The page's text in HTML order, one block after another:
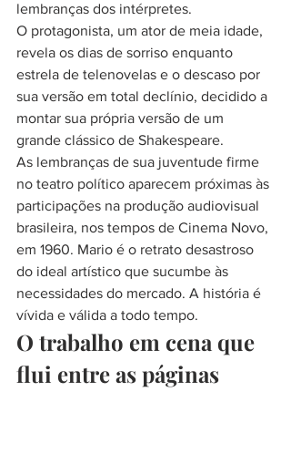
lembranças dos intérpretes.
O protagonista, um ator de meia idade,
revela os dias de sorriso enquanto
estrela de telenovelas e o descaso por
sua versão em total declínio, decidido a
montar sua própria versão de um
grande clássico de Shakespeare.
As lembranças de sua juventude firme
no teatro político aparecem próximas às
participações na produção audiovisual
brasileira, nos tempos de Cinema Novo,
em 1960. Mario é o retrato desastroso
do ideal artístico que sucumbe às
necessidades do mercado. A história é
vívida e válida a todo tempo.
O trabalho em cena que
flui entre as páginas